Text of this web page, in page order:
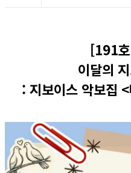
[191
이달의
: 지보이스 악보집